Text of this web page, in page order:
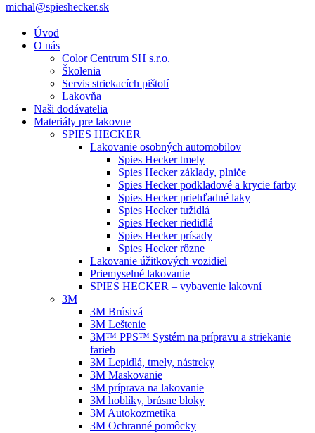
michal@spieshecker.sk
Úvod
O nás
Color Centrum SH s.r.o.
Školenia
Servis striekacích pištolí
Lakovňa
Naši dodávatelia
Materiály pre lakovne
SPIES HECKER
Lakovanie osobných automobilov
Spies Hecker tmely
Spies Hecker základy, plniče
Spies Hecker podkladové a krycie farby
Spies Hecker priehľadné laky
Spies Hecker tužidlá
Spies Hecker riedidlá
Spies Hecker prísady
Spies Hecker rôzne
Lakovanie úžitkových vozidiel
Priemyselné lakovanie
SPIES HECKER – vybavenie lakovní
3M
3M Brúsivá
3M Leštenie
3M™ PPS™ Systém na prípravu a striekanie
farieb
3M Lepidlá, tmely, nástreky
3M Maskovanie
3M príprava na lakovanie
3M hoblíky, brúsne bloky
3M Autokozmetika
3M Ochranné pomôcky